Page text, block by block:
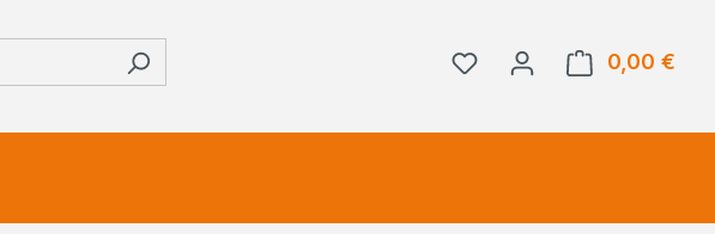
0,00 €